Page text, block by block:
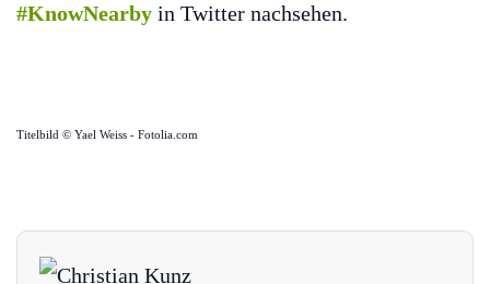
#KnowNearby in Twitter nachsehen.
Titelbild © Yael Weiss - Fotolia.com